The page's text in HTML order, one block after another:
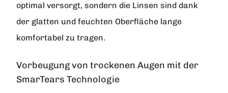
optimal versorgt, sondern die Linsen sind dank
der glatten und feuchten Oberfläche lange
komfortabel zu tragen.
Vorbeugung von trockenen Augen mit der
SmarTears Technologie